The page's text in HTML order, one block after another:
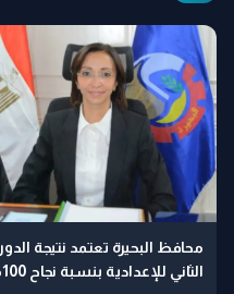
محافظ البحيرة تعتمد نتيجة الدور
الثاني للإعدادية بنسبة نجاح 100%